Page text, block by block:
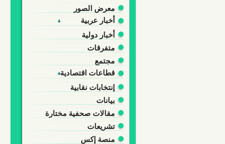
معرض الصور
أخبار عربية
أخبار دولية
متفرقات
مجتمع
قطاعات اقتصادية
إنتخابات نقابية
بيانات
مقالات صحفية مختارة
تشريعات
منصة إكس